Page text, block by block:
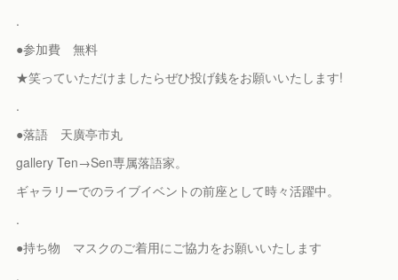
.
●参加費 無料
★笑っていただけましたらぜひ投げ銭をお願いいたします!
.
●落語 天廣亭市丸
gallery Ten→Sen専属落語家。
ギャラリーでのライブイベントの前座として時々活躍中。
.
●持ち物 マスクのご着用にご協力をお願いいたします
.